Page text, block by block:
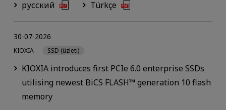
русский Türkçe
KIOXIA introduces first PCIe 6.0 enterprise SSDs
utilising newest BiCS FLASH™ generation 10 flash
memory
30-07-2026
KIOXIA SSD (üzleti)